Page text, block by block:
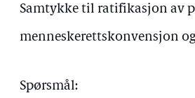
Samtykke til ratifikasjon av
menneskerettskonvensjon
Spørsmål: